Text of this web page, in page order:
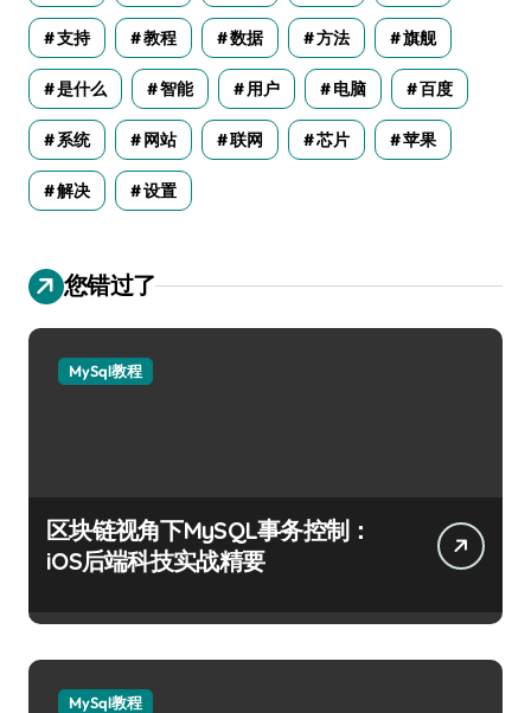
支持 教程 数据 方法 旗舰
是什么 智能 用户 电脑 百度
系统 网站 联网 芯片 苹果
解决 设置
您错过了
MySql教程
区块链视角下MySQL事务控制：
iOS后端科技实战精要
MySql教程